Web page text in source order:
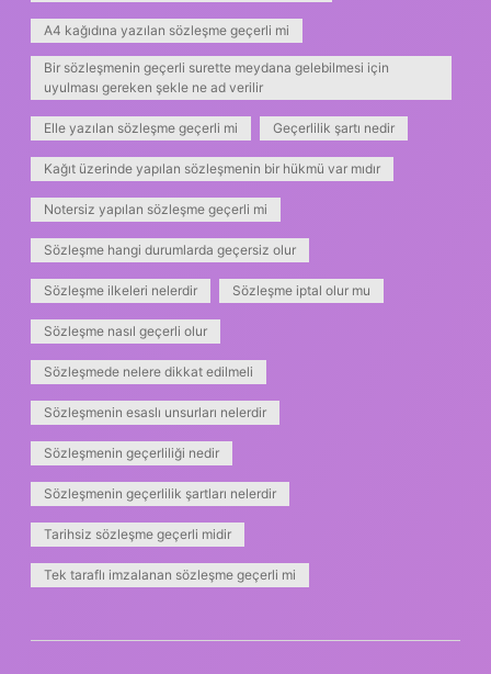
A4 kağıdına yazılan sözleşme geçerli mi
Bir sözleşmenin geçerli surette meydana gelebilmesi için
uyulması gereken şekle ne ad verilir
Elle yazılan sözleşme geçerli mi Geçerlilik şartı nedir
Kağıt üzerinde yapılan sözleşmenin bir hükmü var mıdır
Notersiz yapılan sözleşme geçerli mi
Sözleşme hangi durumlarda geçersiz olur
Sözleşme ilkeleri nelerdir Sözleşme iptal olur mu
Sözleşme nasıl geçerli olur
Sözleşmede nelere dikkat edilmeli
Sözleşmenin esaslı unsurları nelerdir
Sözleşmenin geçerliliği nedir
Sözleşmenin geçerlilik şartları nelerdir
Tarihsiz sözleşme geçerli midir
Tek taraflı imzalanan sözleşme geçerli mi